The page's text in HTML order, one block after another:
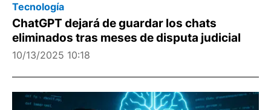
Tecnología
ChatGPT dejará de guardar los chats
eliminados tras meses de disputa judicial
10/13/2025 10:18